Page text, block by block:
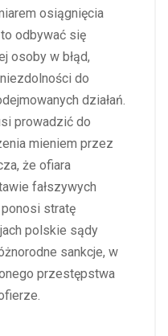
osiągnięcia
odbywać się
osoby w błąd,
do
działań.
prowadzić do
mieniem przez
że ofiara
fałszywych
stratę
polskie sądy
sankcje, w
przestępstwa